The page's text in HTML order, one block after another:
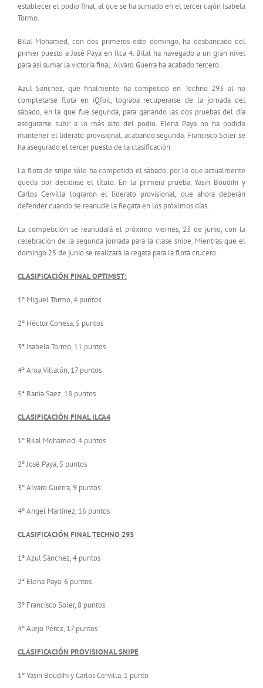
establecer el podio final, al que se ha sumado en el tercer cajón Isabela
Tormo.
Bilal Mohamed, con dos primeros este domingo, ha desbancado del
primer puesto a José Paya en Ilca 4. Bilal ha navegado a un gran nivel
para así sumar la victoria final. Alvaro Guerra ha acabado tercero.
Azul Sánchez, que finalmente ha competido en Techno 293 al no
completarse flota en iQfoil, lograba recuperarse de la jornada del
sábado, en la que fue segunda, para ganando las dos pruebas del día
asegurarse subir a lo más alto del podio. Elena Paya no ha podido
mantener el liderato provisional, acabando segunda. Francisco Soler se
ha asegurado el tercer puesto de la clasificación.
La flota de snipe sólo ha competido el sábado, por lo que actualmente
queda por decidirse el título. En la primera prueba, Yasin Boudihi y
Carlos Cervilla lograron el liderato provisional, que ahora deberán
defender cuando se reanude la Regata en los próximos días.
La competición se reanudará el próximo viernes, 23 de junio, con la
celebración de la segunda jornada para la clase snipe. Mientras que el
domingo 25 de junio se realizará la regata para la flota crucero.
CLASIFICACIÓN FINAL OPTIMIST:
1º Miguel Tormo, 4 puntos
2º Héctor Conesa, 5 puntos
3ª Isabela Tormo, 11 puntos
4ª Aroa Villalón, 17 puntos
5ª Rania Saez, 18 puntos
CLASIFICACIÓN FINAL ILCA4
1º Bilal Mohamed, 4 puntos
2º José Paya, 5 puntos
3º Alvaro Guerra, 9 puntos
4º Angel Martínez, 16 puntos
CLASIFICACIÓN FINAL TECHNO 293
1ª Azul Sánchez, 4 puntos
2ª Elena Paya, 6 puntos
3º Francisco Soler, 8 puntos
4º Alejo Pérez, 17 puntos
CLASIFICACIÓN PROVISIONAL SNIPE
1º Yasin Boudihi y Carlos Cervilla, 1 punto